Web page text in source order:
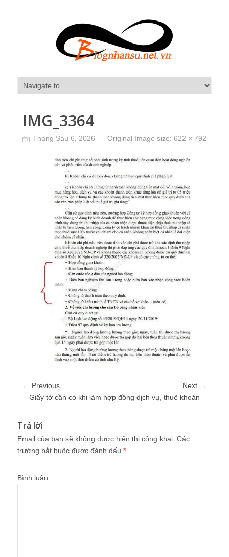
IMG_3364
Tháng Sáu 6, 2026 Original Image size: 622 × 792
← Previous
Next →
Giấy tờ cần có khi làm hợp đồng dịch vụ, thuê khoán
Trả lời
Email của bạn sẽ không được hiển thị công khai. Các
trường bắt buộc được đánh dấu *
Bình luận